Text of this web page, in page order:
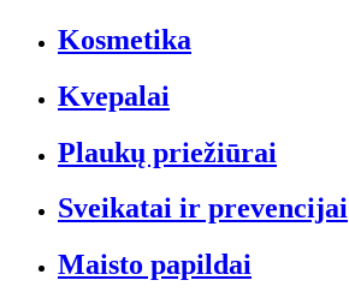
Kosmetika
Kvepalai
Plaukų priežiūrai
Sveikatai ir prevencijai
Maisto papildai